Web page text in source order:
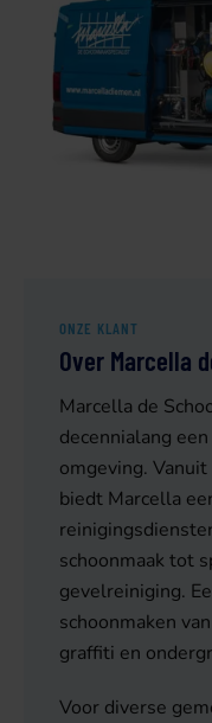
ONZE KLANT
Over Marcella
Marcella de
decennialang
omgeving.
biedt Marcella
schoonmaak tot
gevelreiniging.
schoonmaken
graffiti en
Voor diverse